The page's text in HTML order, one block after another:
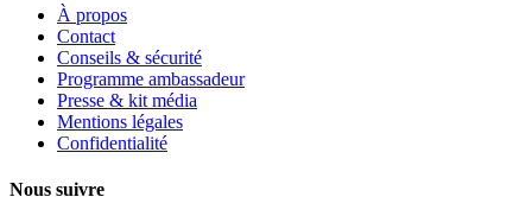
À propos
Contact
Conseils & sécurité
Programme ambassadeur
Presse & kit média
Mentions légales
Confidentialité
Nous suivre